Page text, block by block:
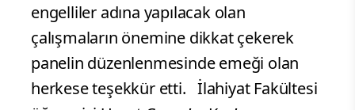
engelliler adına yapılacak olan
çalışmaların önemine dikkat çekerek
panelin düzenlenmesinde emeği olan
herkese teşekkür etti. İlahiyat Fakültesi